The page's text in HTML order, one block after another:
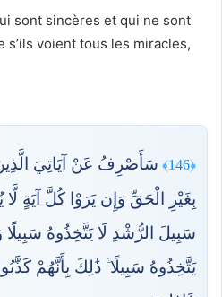
sont sincères et qui ne sont
s’ils voient tous les miracles,
﴿146﴾
سَأَصْرِفُ عَنْ آيَاتِيَ
بِغَيْرِ الْحَقِّ وَإِن يَرَوْا كُلَّ آيَةٍ لَّا
سَبِيلَ الرُّشْدِ لَا يَتَّخِذُوهُ
يَتَّخِذُوهُ سَبِيلًا ۚ ذَٰلِكَ بِأَنَّهُمْ كَذَّبُوا